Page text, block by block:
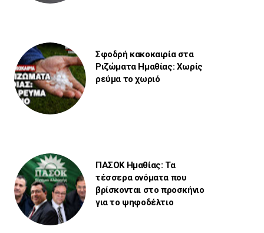
Σφοδρή κακοκαιρία στα
Ριζώματα Ημαθίας: Χωρίς
ρεύμα το χωριό
ΠΑΣΟΚ Ημαθίας: Τα
τέσσερα ονόματα που
βρίσκονται στο προσκήνιο
για το ψηφοδέλτιο